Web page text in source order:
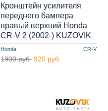
Honda CR-V
Кронштейн усилителя
переднего бампера
правый верхний Honda
CR-V 2 (2002-) KUZOVIK
1900 руб. 920 руб.